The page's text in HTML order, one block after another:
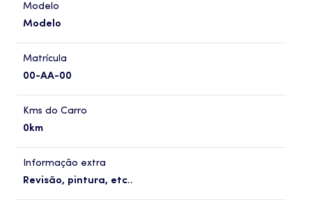
Modelo
Matrícula
Kms do Carro
Informação extra